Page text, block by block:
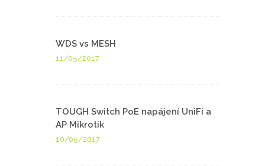
WDS vs MESH
11/05/2017
TOUGH Switch PoE napájení UniFi a
AP Mikrotik
10/05/2017